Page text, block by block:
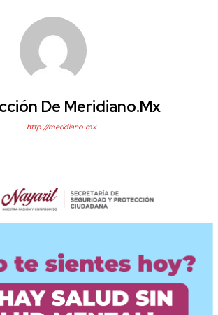
De Meridiano.mx
http://meridiano.mx